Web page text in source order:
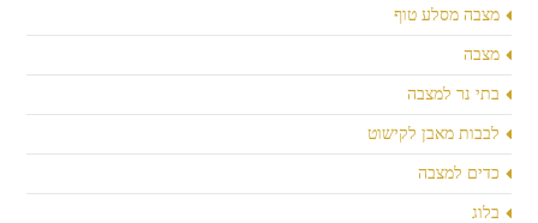
מצבה מסלע טוף
מצבה
בתי נר למצבה
לבבות מאבן לקישוט
כדים למצבה
בלוג